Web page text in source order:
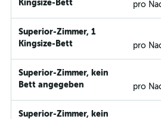
Kingsize-Bett
pro
Superior-Zimmer, 1
Kingsize-Bett
pro
Superior-Zimmer, kein
Bett angegeben
pro
Superior-Zimmer, kein